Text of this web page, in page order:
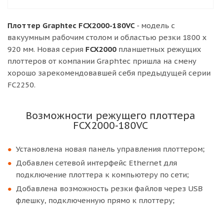
ARMS (клавиша COPY на панели управления)
при резке этикеток по оптическим меткам при
выполнении повторяющихся или тиражных
заданий на контурную резку;
Уменьшено расстояние между отверстиями на
плоттере FC2250 - 30 мм). Дополнительно
можно заказать плоттер с вакуумным столом с
Держатель рулона входит в базовую
конфигурацию плоттера;
Добавлена возможность считывать штрих-код
на материале для управления резкой файлов
через USB флэшку.
Плоттер Graphtec FCX2000-180VC - модель с
вакуумным рабочим столом и областью резки 1800 x
920 мм. Новая серия FCX2000 планшетных режущих
плоттеров от компании Graphtec пришла на смену
хорошо зарекомендовавшей себя предыдущей серии
FC2250.
Возможности режущего плоттера
FCX2000-180VC
Установлена новая панель управления плоттером;
Добавлен сетевой интерфейс Ethernet для
подключение плоттера к компьютеру по сети;
Добавлена возможность резки файлов через USB
флешку, подключенную прямо к плоттеру;